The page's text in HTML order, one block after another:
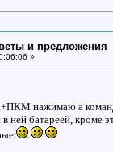
и предложения
»
нажимаю а
в ней батареей,